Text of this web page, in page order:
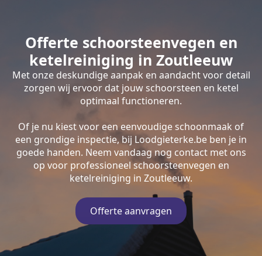
Offerte schoorsteenvegen en
ketelreiniging in Zoutleeuw
Met onze deskundige aanpak en aandacht voor detail
zorgen wij ervoor dat jouw schoorsteen en ketel
optimaal functioneren.
Of je nu kiest voor een eenvoudige schoonmaak of
een grondige inspectie, bij Loodgieterke.be ben je in
goede handen. Neem vandaag nog contact met ons
op voor professioneel schoorsteenvegen en
ketelreiniging in Zoutleeuw.
Offerte aanvragen